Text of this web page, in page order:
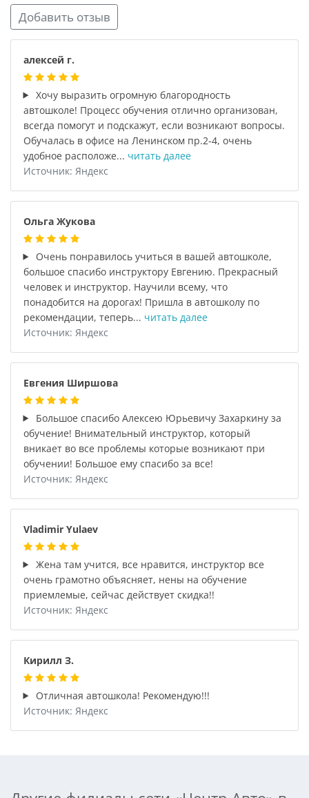
Добавить отзыв
алексей г.
Хочу выразить огромную благородность
автошколе! Процесс обучения отлично организован,
всегда помогут и подскажут, если возникают вопросы.
Обучалась в офисе на Ленинском пр.2-4, очень
удобное расположе... читать далее
Источник: Яндекс
Ольга Жукова
Очень понравилось учиться в вашей автошколе,
большое спасибо инструктору Евгению. Прекрасный
человек и инструктор. Научили всему, что
понадобится на дорогах! Пришла в автошколу по
рекомендации, теперь... читать далее
Источник: Яндекс
Евгения Ширшова
Большое спасибо Алексею Юрьевичу Захаркину за
обучение! Внимательный инструктор, который
вникает во все проблемы которые возникают при
обучении! Большое ему спасибо за все!
Источник: Яндекс
Vladimir Yulaev
Жена там учится, все нравится, инструктор все
очень грамотно объясняет, нены на обучение
приемлемые, сейчас действует скидка!!
Источник: Яндекс
Кирилл З.
Отличная автошкола! Рекомендую!!!
Источник: Яндекс